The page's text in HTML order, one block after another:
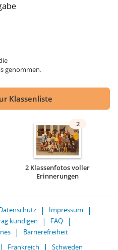
genommen.
Klassenliste
2
2 Klassenfotos voller
Erinnerungen
Impressum
kündigen
FAQ
Barrierefreiheit
Frankreich Schweden